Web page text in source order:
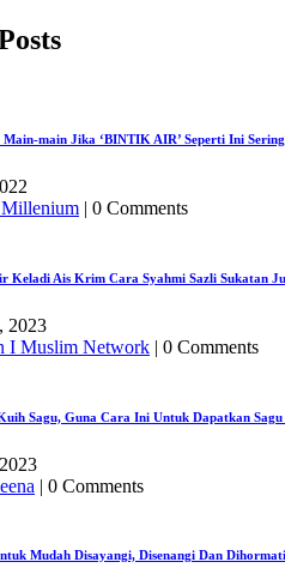
Main-main Jika ‘BINTIK AIR’ Seperti Ini
| 0 Comments
Keladi Ais Krim Cara Syahmi Sazli Sukatan
2023
I Muslim Network | 0 Comments
Sagu, Guna Cara Ini Untuk Dapatkan Sagu
| 0 Comments
Mudah Disayangi, Disenangi Dan